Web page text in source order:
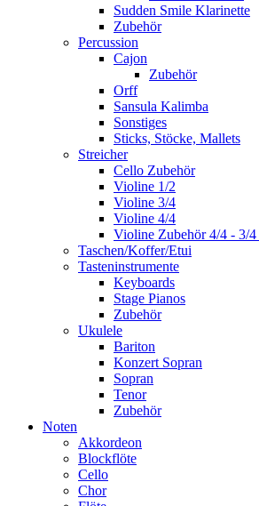
Sudden Smile Klarinette
Zubehör
Percussion
Cajon
Zubehör
Orff
Sansula Kalimba
Sonstiges
Sticks, Stöcke, Mallets
Streicher
Cello Zubehör
Violine 1/2
Violine 3/4
Violine 4/4
Violine Zubehör 4/4 - 3/
Taschen/Koffer/Etui
Tasteninstrumente
Keyboards
Stage Pianos
Zubehör
Ukulele
Bariton
Konzert Sopran
Sopran
Tenor
Zubehör
Noten
Akkordeon
Blockflöte
Cello
Chor